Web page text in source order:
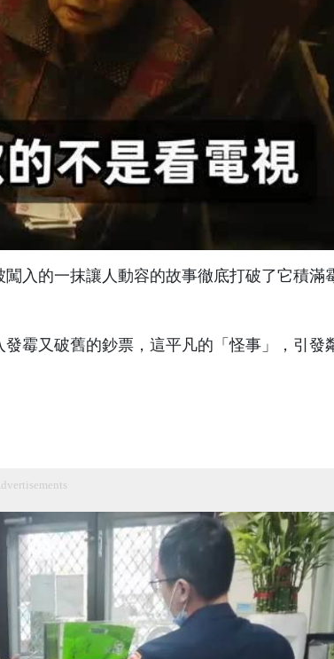
入的一抹讓人動容的故事徹底打破了它積滿
霉又破舊的鈔票，這平凡的「怪事」，引發